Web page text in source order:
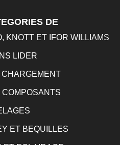
DE
KNOTT ET IFOR WILLIAMS
LIDER
ET BEQUILLES